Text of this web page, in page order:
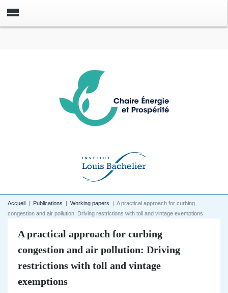
Accueil | Publications | Working papers | A practical approach for curbing
congestion and air pollution: Driving restrictions with toll and vintage exemptions
A practical approach for curbing
congestion and air pollution: Driving
restrictions with toll and vintage
exemptions